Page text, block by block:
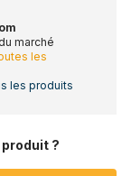
marché
les
les produits
?